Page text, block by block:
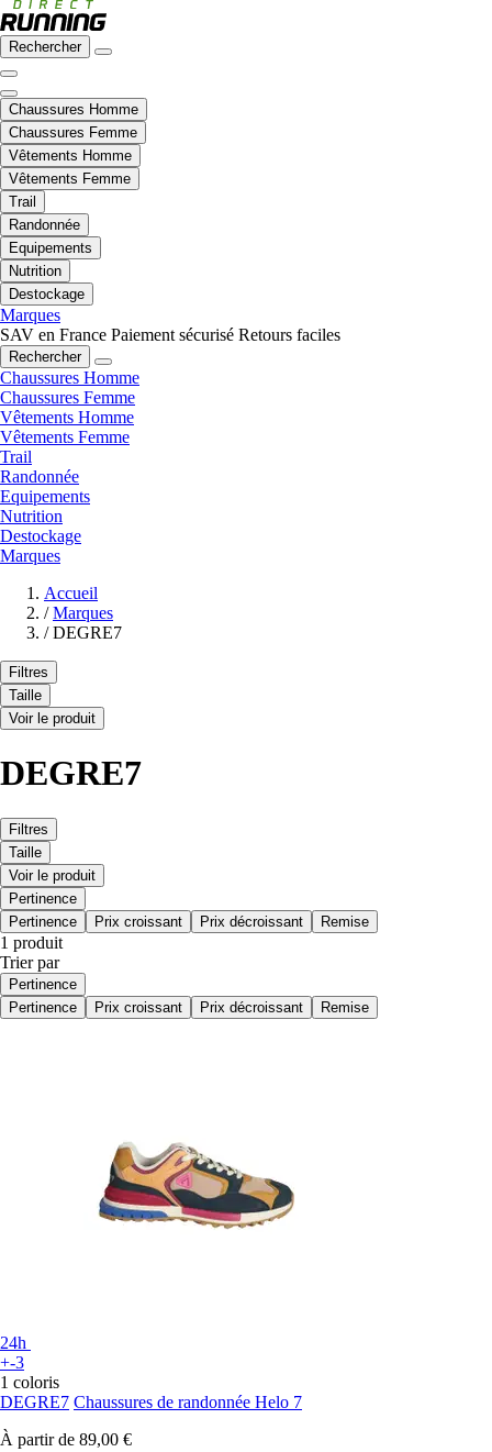
Rechercher
Chaussures Homme
Chaussures Femme
Vêtements Homme
Vêtements Femme
Trail
Randonnée
Equipements
Nutrition
Destockage
Marques
SAV en France Paiement sécurisé Retours faciles
Rechercher
Chaussures Homme
Chaussures Femme
Vêtements Homme
Vêtements Femme
Trail
Randonnée
Equipements
Nutrition
Destockage
Marques
Accueil
/ Marques
/ DEGRE7
Filtres
Taille
Voir le produit
DEGRE7
Filtres
Taille
Voir le produit
Pertinence
Pertinence
Prix croissant Prix décroissant Remise
1 produit
Trier par
Pertinence
Pertinence
Prix croissant Prix décroissant Remise
24h
+-3
1 coloris
DEGRE7 Chaussures de randonnée Helo 7
À partir de 89,00 €